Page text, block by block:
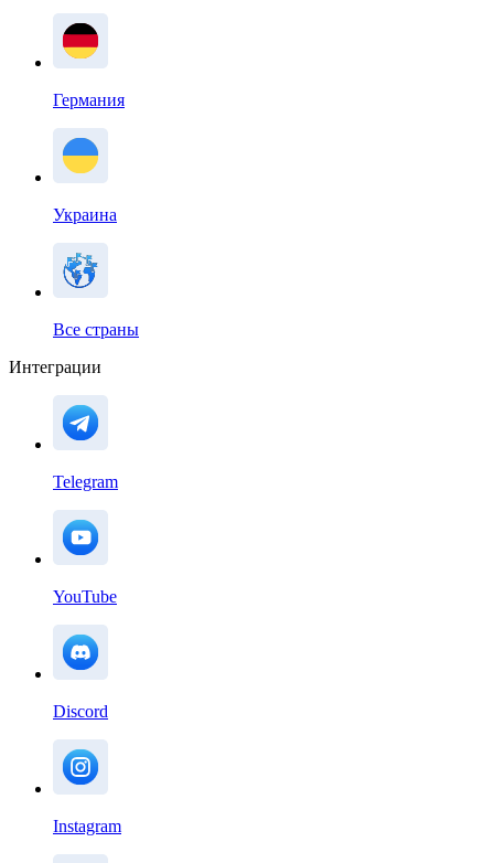
Германия
Украина
Все страны
Интеграции
Telegram
YouTube
Discord
Instagram